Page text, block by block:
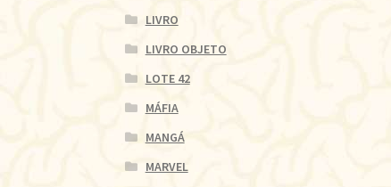
LIVRO
LIVRO OBJETO
LOTE 42
MÁFIA
MANGÁ
MARVEL